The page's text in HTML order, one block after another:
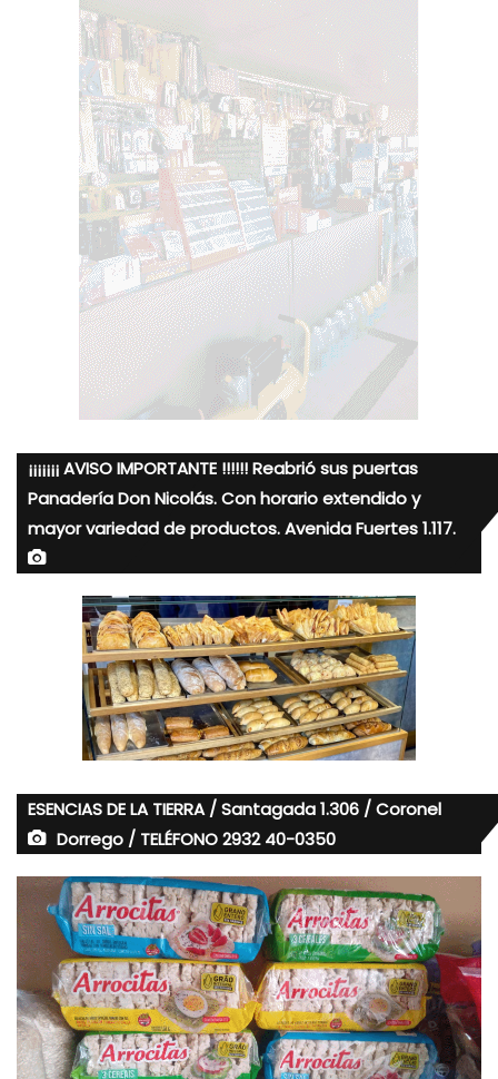
¡¡¡¡¡¡¡ AVISO IMPORTANTE !!!!!! Reabrió sus puertas
Panadería Don Nicolás. Con horario extendido y
mayor variedad de productos. Avenida Fuertes 1.117.
ESENCIAS DE LA TIERRA / Santagada 1.306 / Coronel
Dorrego / TELÉFONO 2932 40-0350